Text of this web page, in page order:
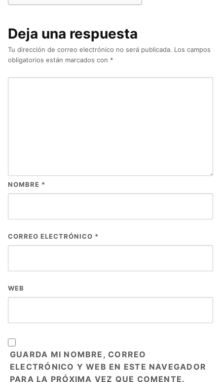
Deja una respuesta
Tu dirección de correo electrónico no será publicada. Los campos
obligatorios están marcados con *
NOMBRE *
CORREO ELECTRÓNICO *
WEB
GUARDA MI NOMBRE, CORREO
ELECTRÓNICO Y WEB EN ESTE NAVEGADOR
PARA LA PRÓXIMA VEZ QUE COMENTE.